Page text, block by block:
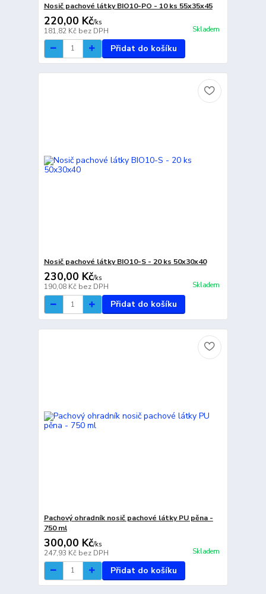
Nosič pachové látky BIO10-PO - 10 ks 55x35x45
220,00 Kč/ks
181,82 Kč bez DPH Skladem
Přidat do košíku
Nosič pachové látky BIO10-S - 20 ks 50x30x40
230,00 Kč/ks
190,08 Kč bez DPH Skladem
Přidat do košíku
Pachový ohradník nosič pachové látky PU pěna -
750 ml
300,00 Kč/ks
247,93 Kč bez DPH Skladem
Přidat do košíku